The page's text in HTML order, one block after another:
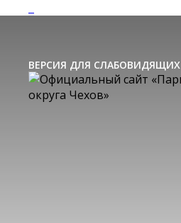
ВЕРСИЯ ДЛЯ СЛАБОВИДЯЩИХ